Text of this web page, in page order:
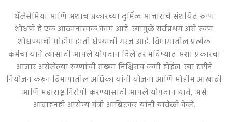
थॅलेसेमिया आणि अशाच प्रकारच्या दुर्मिळ आजारांचे संशयित रुग्ण
शोधणे हे एक आव्हानात्मक काम आहे. त्यामुळे सर्वप्रथम असे रुग्ण
शोधण्याची मोहीम हाती घेण्याची गरज आहे. विभागातील प्रत्येक
कर्मचाऱ्याने त्यासाठी आपले योगदान दिले तर भविष्यात अशा प्रकारचा
आजार असेलेल्या रुग्णांची संख्या निश्चितच कमी होईल. त्या दृष्टीने
नियोजन करून विभागातील अधिकाऱ्यांनी योजना आणि मोहीम आखावी
आणि महाराष्ट्र निरोगी करण्यासाठी आपले योगदान द्यावे, असे
आवाहनही आरोग्य मंत्री आबिटकर यांनी यावेळी केले.